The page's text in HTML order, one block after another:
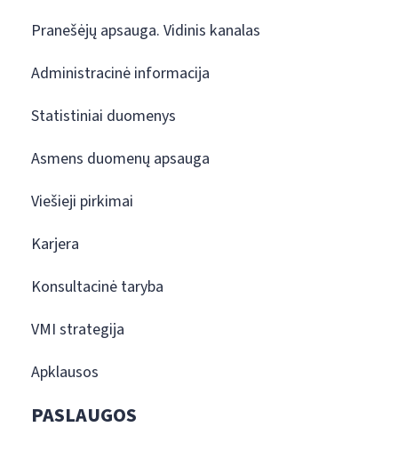
Pranešėjų apsauga. Vidinis kanalas
Administracinė informacija
Statistiniai duomenys
Asmens duomenų apsauga
Viešieji pirkimai
Karjera
Konsultacinė taryba
VMI strategija
Apklausos
PASLAUGOS